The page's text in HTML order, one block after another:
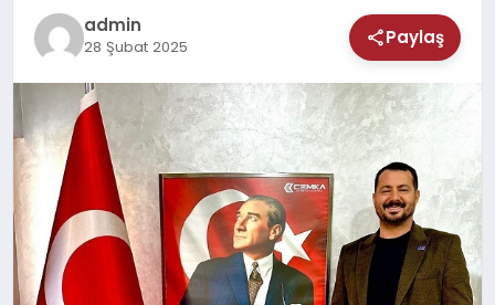
admin
28 Şubat 2025 Paylaş